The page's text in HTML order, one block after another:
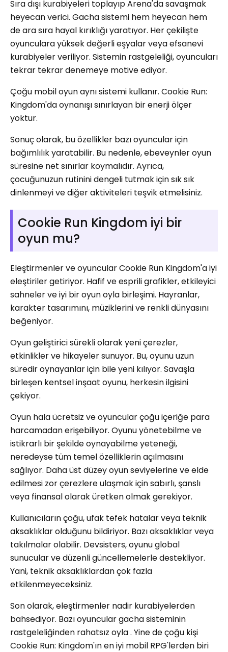
Sıra dışı kurabiyeleri toplayıp Arena'da savaşmak
heyecan verici. Gacha sistemi hem heyecan hem
de ara sıra hayal kırıklığı yaratıyor. Her çekilişte
oyunculara yüksek değerli eşyalar veya efsanevi
kurabiyeler veriliyor. Sistemin rastgeleliği, oyuncuları
tekrar tekrar denemeye motive ediyor.
Çoğu mobil oyun aynı sistemi kullanır. Cookie Run:
Kingdom'da oynanışı sınırlayan bir enerji ölçer
yoktur.
Sonuç olarak, bu özellikler bazı oyuncular için
bağımlılık yaratabilir. Bu nedenle, ebeveynler oyun
süresine net sınırlar koymalıdır. Ayrıca,
çocuğunuzun rutinini dengeli tutmak için sık sık
dinlenmeyi ve diğer aktiviteleri teşvik etmelisiniz.
Cookie Run Kingdom iyi bir
oyun mu?
Eleştirmenler ve oyuncular Cookie Run Kingdom'a iyi
eleştiriler getiriyor. Hafif ve esprili grafikler, etkileyici
sahneler ve iyi bir oyun oyla birleşimi. Hayranlar,
karakter tasarımını, müziklerini ve renkli dünyasını
beğeniyor.
Oyun geliştirici sürekli olarak yeni çerezler,
etkinlikler ve hikayeler sunuyor. Bu, oyunu uzun
süredir oynayanlar için bile yeni kılıyor. Savaşla
birleşen kentsel inşaat oyunu, herkesin ilgisini
çekiyor.
Oyun hala ücretsiz ve oyuncular çoğu içeriğe para
harcamadan erişebiliyor. Oyunu yönetebilme ve
istikrarlı bir şekilde oynayabilme yeteneği,
neredeyse tüm temel özelliklerin açılmasını
sağlıyor. Daha üst düzey oyun seviyelerine ve elde
edilmesi zor çerezlere ulaşmak için sabırlı, şanslı
veya finansal olarak üretken olmak gerekiyor.
Kullanıcıların çoğu, ufak tefek hatalar veya teknik
aksaklıklar olduğunu bildiriyor. Bazı aksaklıklar veya
takılmalar olabilir. Devsisters, oyunu global
sunucular ve düzenli güncellemelerle destekliyor.
Yani, teknik aksaklıklardan çok fazla
etkilenmeyeceksiniz.
Son olarak, eleştirmenler nadir kurabiyelerden
bahsediyor. Bazı oyuncular gacha sisteminin
rastgeleliğinden rahatsız oyla . Yine de çoğu kişi
Cookie Run: Kingdom'ın en iyi mobil RPG'lerden biri